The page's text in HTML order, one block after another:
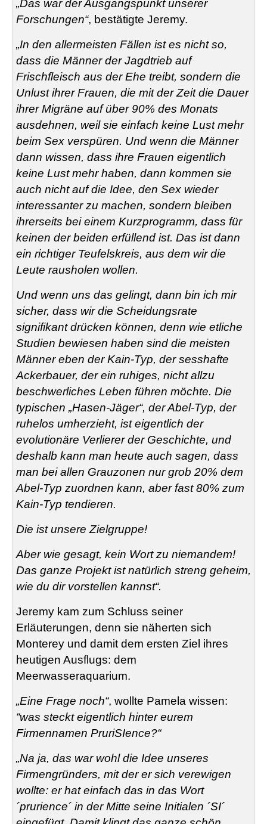
„Das war der Ausgangspunkt unserer
Forschungen“, bestätigte Jeremy.
„In den allermeisten Fällen ist es nicht so,
dass die Männer der Jagdtrieb auf
Frischfleisch aus der Ehe treibt, sondern die
Unlust ihrer Frauen, die mit der Zeit die Dauer
ihrer Migräne auf über 90% des Monats
ausdehnen, weil sie einfach keine Lust mehr
beim Sex verspüren. Und wenn die Männer
dann wissen, dass ihre Frauen eigentlich
keine Lust mehr haben, dann kommen sie
auch nicht auf die Idee, den Sex wieder
interessanter zu machen, sondern bleiben
ihrerseits bei einem Kurzprogramm, dass für
keinen der beiden erfüllend ist. Das ist dann
ein richtiger Teufelskreis, aus dem wir die
Leute rausholen wollen.
Und wenn uns das gelingt, dann bin ich mir
sicher, dass wir die Scheidungsrate
signifikant drücken können, denn wie etliche
Studien bewiesen haben sind die meisten
Männer eben der Kain-Typ, der sesshafte
Ackerbauer, der ein ruhiges, nicht allzu
beschwerliches Leben führen möchte. Die
typischen „Hasen-Jäger“, der Abel-Typ, der
ruhelos umherzieht, ist eigentlich der
evolutionäre Verlierer der Geschichte, und
deshalb kann man heute auch sagen, dass
man bei allen Grauzonen nur grob 20% dem
Abel-Typ zuordnen kann, aber fast 80% zum
Kain-Typ tendieren.
Die ist unsere Zielgruppe!
Aber wie gesagt, kein Wort zu niemandem!
Das ganze Projekt ist natürlich streng geheim,
wie du dir vorstellen kannst“.
Jeremy kam zum Schluss seiner
Erläuterungen, denn sie näherten sich
Monterey und damit dem ersten Ziel ihres
heutigen Ausflugs: dem
Meerwasseraquarium.
„Eine Frage noch“, wollte Pamela wissen:
“was steckt eigentlich hinter eurem
Firmennamen PruriSIence?“
„Na ja, das war wohl die Idee unseres
Firmengründers, mit der er sich verewigen
wollte: er hat einfach das in das Wort
´prurience´ in der Mitte seine Initialen ´SI´